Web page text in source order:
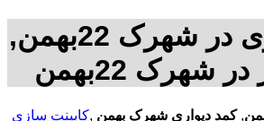
کابینت سازی در شهرک 22بهمن,
شهرک 22بهمن
,کمد دیواری شهرک بهمن ,کابینت سازی